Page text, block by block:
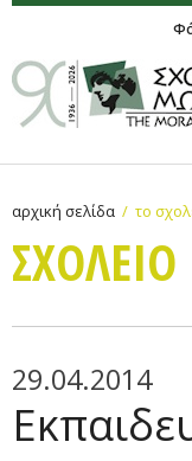
αρχική σελίδα το
ΣΧΟΛΕΙΟ
29.04.2014